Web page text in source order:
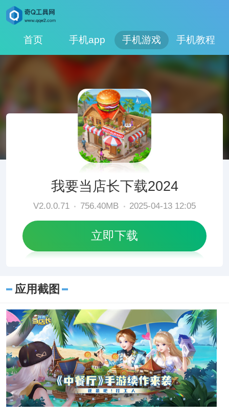
首页 手机app 手机游戏 手机教程
我要当店长下载2024
V2.0.0.71 756.40MB 2025-04-13 12:05
立即下载
应用截图